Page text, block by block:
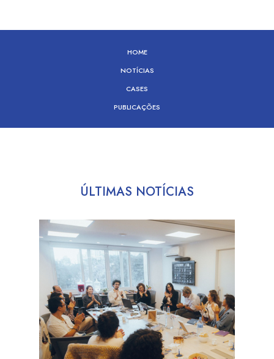
HOME
NOTÍCIAS
CASES
PUBLICAÇÕES
ÚLTIMAS NOTÍCIAS